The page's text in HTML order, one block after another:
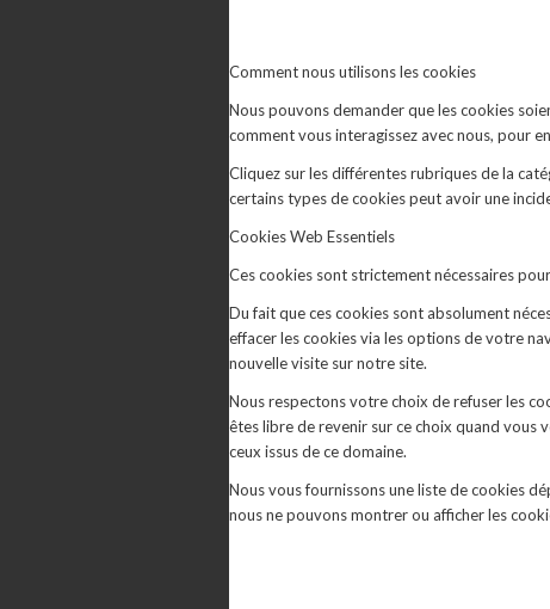
Comment nous utilisons les cookies
Nous pouvons demander que les cookies
comment vous interagissez avec nous, pour
Cliquez sur les différentes rubriques de la
certains types de cookies peut avoir une
Cookies Web Essentiels
Ces cookies sont strictement nécessaires
Du fait que ces cookies sont absolument
effacer les cookies via les options de votre
nouvelle visite sur notre site.
Nous respectons votre choix de refuser les
êtes libre de revenir sur ce choix quand vous
ceux issus de ce domaine.
Nous vous fournissons une liste de cookies
nous ne pouvons montrer ou afficher les